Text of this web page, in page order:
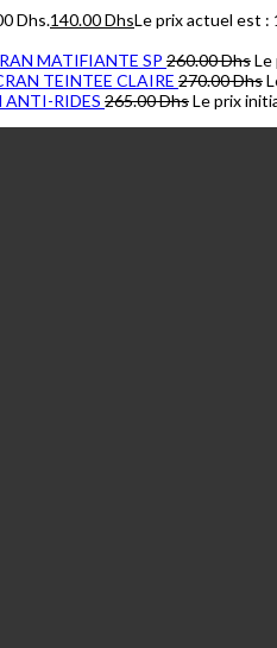
Dhs.140.00DhsLe prix actuel est :
MATIFIANTE SP 260.00DhsLe
TEINTEE CLAIRE 270.00Dhs
ANTI-RIDES 265.00DhsLe prix